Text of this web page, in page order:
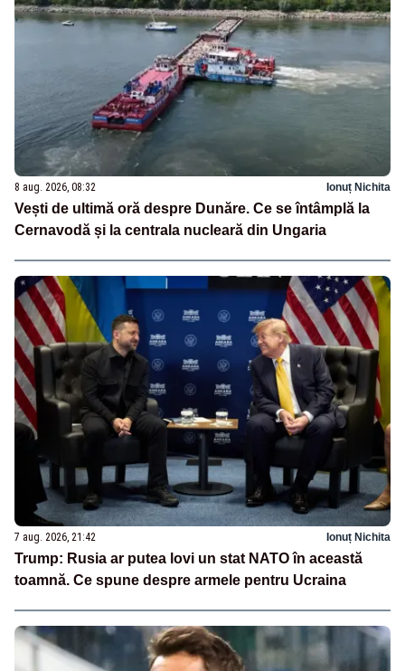
8 aug. 2026, 08:32 Ionuț Nichita
Vești de ultimă oră despre Dunăre. Ce se întâmplă la
Cernavodă și la centrala nucleară din Ungaria
7 aug. 2026, 21:42 Ionuț Nichita
Trump: Rusia ar putea lovi un stat NATO în această
toamnă. Ce spune despre armele pentru Ucraina